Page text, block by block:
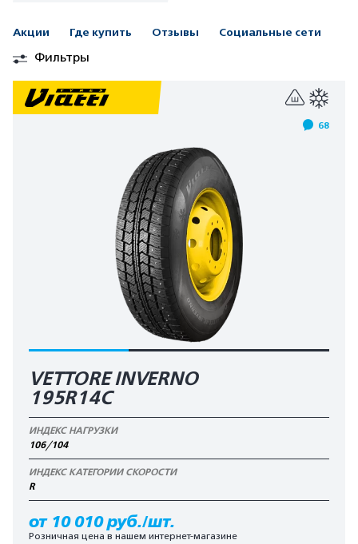
Акции Где купить Отзывы Социальные сети
Фильтры
68
VETTORE INVERNO
195R14C
ИНДЕКС НАГРУЗКИ
106/104
ИНДЕКС КАТЕГОРИИ СКОРОСТИ
R
от 10 010 руб./шт.
Розничная цена в нашем интернет-магазине